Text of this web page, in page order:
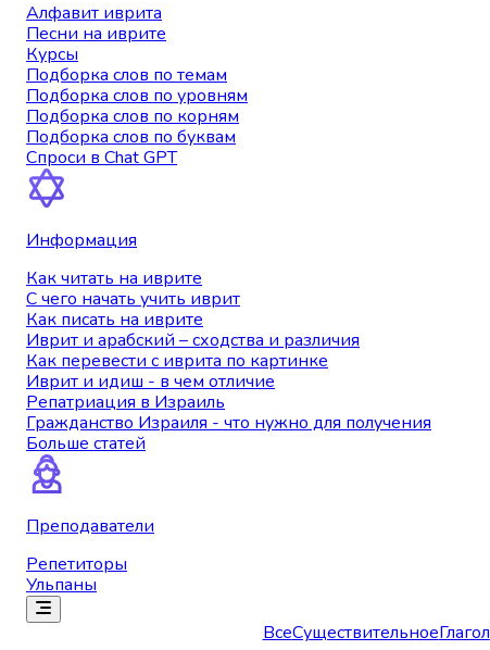
Алфавит иврита
Песни на иврите
Курсы
Подборка слов по темам
Подборка слов по уровням
Подборка слов по корням
Подборка слов по буквам
Спроси в Chat GPT
Информация
Как читать на иврите
С чего начать учить иврит
Как писать на иврите
Иврит и арабский – сходства и различия
Как перевести с иврита по картинке
Иврит и идиш - в чем отличие
Репатриация в Израиль
Гражданство Израиля - что нужно для получения
Больше статей
Преподаватели
Репетиторы
Ульпаны
ВсеСуществительноеГлагол